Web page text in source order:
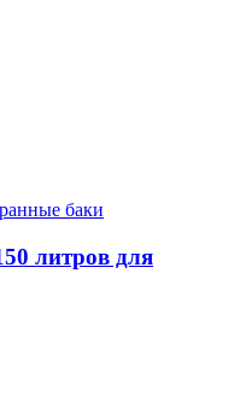
баки
литров для